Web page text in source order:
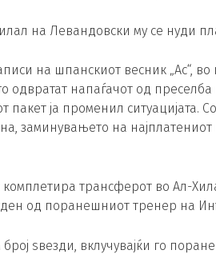
на Левандовски му се нуди
на шпанскиот весник „Ас“,
напаѓачот од преселба
пакет ја променил ситуацијата.
заминувањето на
трансферот во Ал-
од поранешниот тренер на
ѕвезди, вклучувајќи го